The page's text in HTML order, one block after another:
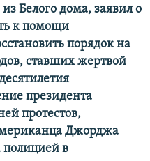
Белого дома, заявил о
к помощи
порядок на
ставших жертвой
президента
протестов,
Джорджа
полицией в